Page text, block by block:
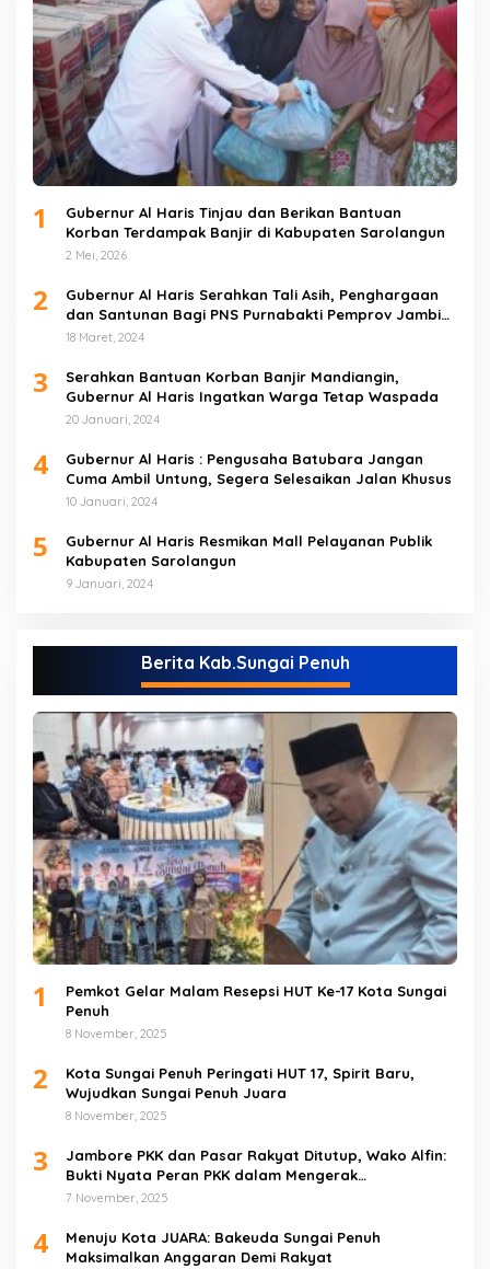
1
Gubernur Al Haris Tinjau dan Berikan Bantuan
Korban Terdampak Banjir di Kabupaten Sarolangun
2 Mei, 2026
2
Gubernur Al Haris Serahkan Tali Asih, Penghargaan
dan Santunan Bagi PNS Purnabakti Pemprov Jambi
Yang Berada di Sarolangun
18 Maret, 2024
3
Serahkan Bantuan Korban Banjir Mandiangin,
Gubernur Al Haris Ingatkan Warga Tetap Waspada
20 Januari, 2024
4
Gubernur Al Haris : Pengusaha Batubara Jangan
Cuma Ambil Untung, Segera Selesaikan Jalan Khusus
10 Januari, 2024
5
Gubernur Al Haris Resmikan Mall Pelayanan Publik
Kabupaten Sarolangun
9 Januari, 2024
Berita Kab.Sungai Penuh
1
Pemkot Gelar Malam Resepsi HUT Ke-17 Kota Sungai
Penuh
8 November, 2025
2
Kota Sungai Penuh Peringati HUT 17, Spirit Baru,
Wujudkan Sungai Penuh Juara
8 November, 2025
3
Jambore PKK dan Pasar Rakyat Ditutup, Wako Alfin:
Bukti Nyata Peran PKK dalam Mengerak
Perekonomian Masyarakat
7 November, 2025
4
Menuju Kota JUARA: Bakeuda Sungai Penuh
Maksimalkan Anggaran Demi Rakyat